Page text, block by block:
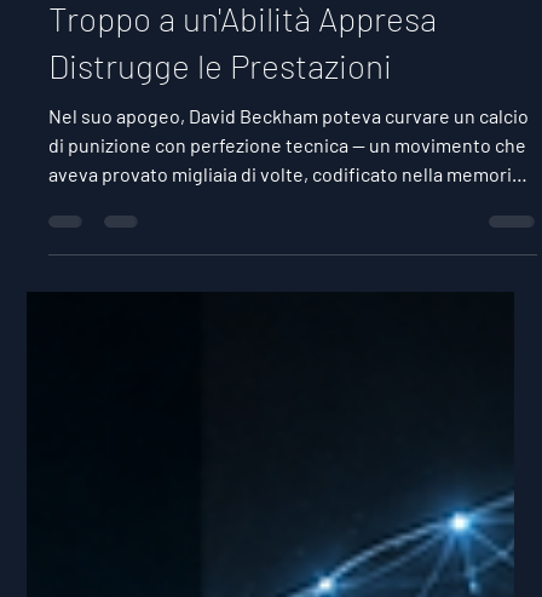
Tempo di lettura: 5 min
Nel suo apogeo, David Beckham poteva curvare un calcio
di punizione con perfezione tecnica — un movimento che